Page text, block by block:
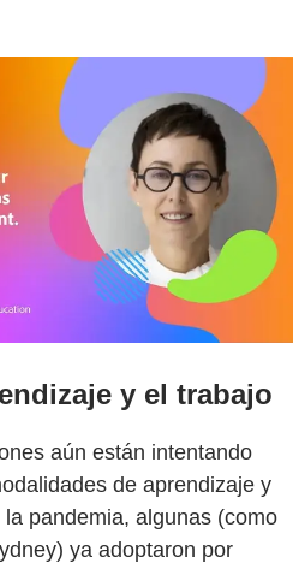
y el trabajo
aún están intentando
de aprendizaje y
pandemia, algunas (como
ya adoptaron por